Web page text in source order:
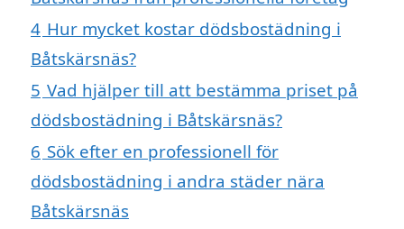
4 Hur mycket kostar dödsbostädning i
Båtskärsnäs?
5 Vad hjälper till att bestämma priset på
dödsbostädning i Båtskärsnäs?
6 Sök efter en professionell för
dödsbostädning i andra städer nära
Båtskärsnäs